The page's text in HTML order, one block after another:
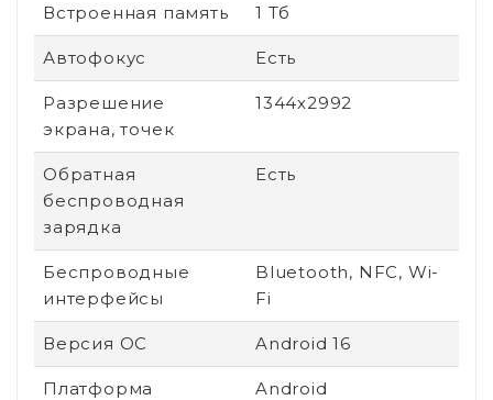
Встроенная память 1 Тб
Автофокус Есть
Разрешение
экрана, точек
1344x2992
Обратная
беспроводная
зарядка
Есть
Беспроводные
интерфейсы
Bluetooth, NFC, Wi-
Fi
Версия ОС Android 16
Платформа Android